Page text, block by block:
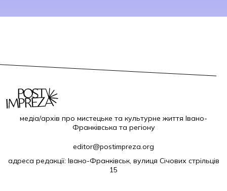
медіа/архів про мистецьке та культурне життя Івано-
Франківська та регіону
editor@postimpreza.org
адреса редакції: Івано-Франківськ, вулиця Січових стрільців
15